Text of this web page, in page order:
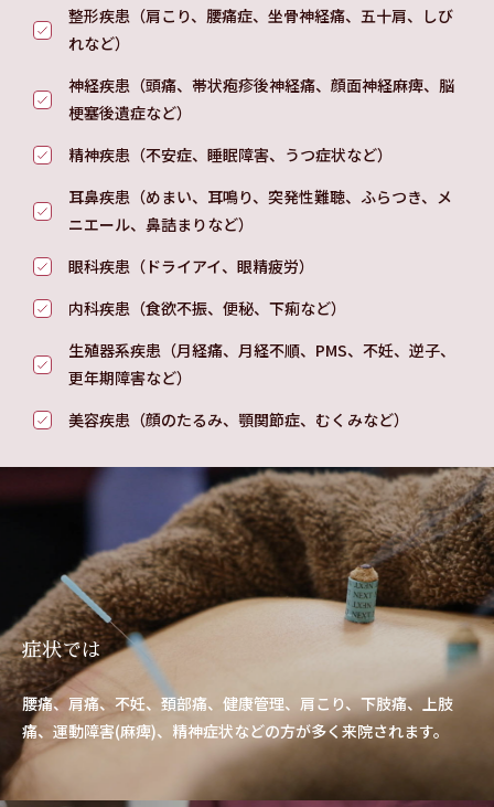
整形疾患（肩こり、腰痛症、坐骨神経痛、五十肩、しび
れなど）
神経疾患（頭痛、帯状疱疹後神経痛、顔面神経麻痺、脳
梗塞後遺症など）
精神疾患（不安症、睡眠障害、うつ症状など）
耳鼻疾患（めまい、耳鳴り、突発性難聴、ふらつき、メ
ニエール、鼻詰まりなど）
眼科疾患（ドライアイ、眼精疲労）
内科疾患（食欲不振、便秘、下痢など）
生殖器系疾患（月経痛、月経不順、PMS、不妊、逆子、
更年期障害など）
美容疾患（顔のたるみ、顎関節症、むくみなど）
症状では
腰痛、肩痛、不妊、頚部痛、健康管理、肩こり、下肢痛、上肢
痛、運動障害(麻痺)、精神症状などの方が多く来院されます。